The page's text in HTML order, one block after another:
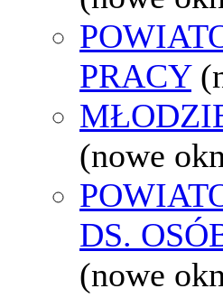
PRACY
(nowe
DS.
(nowe